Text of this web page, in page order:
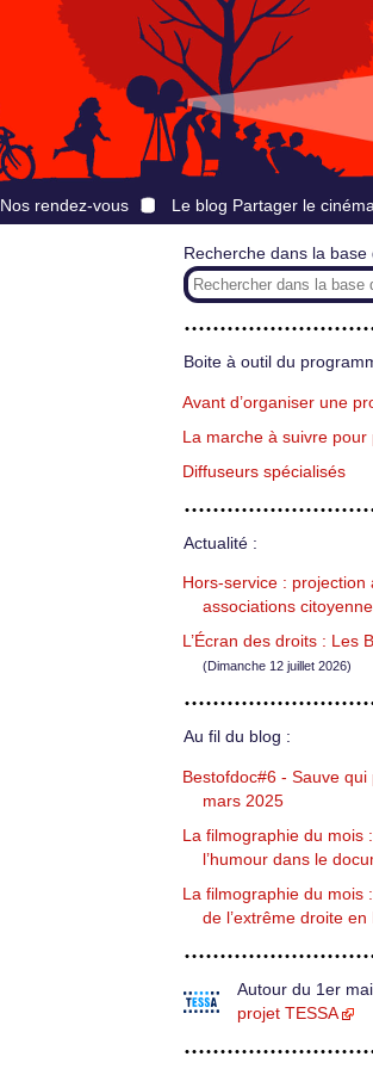
Nos rendez-vous Le blog Partager le cinéma
Recherche dans la base
Boite à outil du
Avant d’organiser une
La marche à suivre
Diffuseurs spécialisés
Actualité :
Hors-service : projection
associations
L’Écran des droits : Les
(Dimanche 12 juillet 2026)
Au fil du blog :
Bestofdoc#6 - Sauve qui
mars 2025
La filmographie du mois
l’humour dans le
La filmographie du
de l’extrême droite
Autour du 1er
projet TESSA